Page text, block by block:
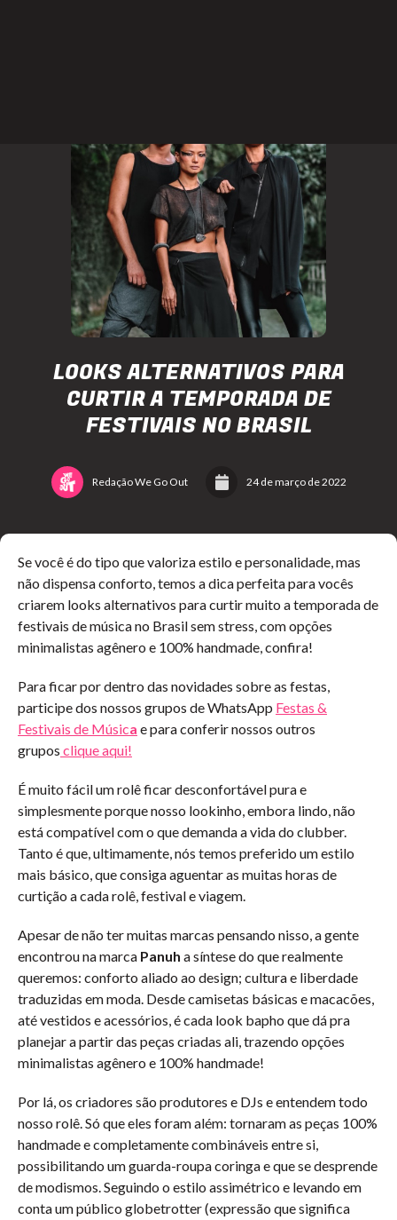
LOOKS ALTERNATIVOS PARA
CURTIR A TEMPORADA DE
FESTIVAIS NO BRASIL
Redação We Go Out 24 de março de 2022
Se você é do tipo que valoriza estilo e personalidade, mas
não dispensa conforto, temos a dica perfeita para vocês
criarem looks alternativos para curtir muito a temporada de
festivais de música no Brasil sem stress, com opções
minimalistas agênero e 100% handmade, confira!
Para ficar por dentro das novidades sobre as festas,
participe dos nossos grupos de WhatsApp Festas &
Festivais de Música e para conferir nossos outros
grupos clique aqui!
É muito fácil um rolê ficar desconfortável pura e
simplesmente porque nosso lookinho, embora lindo, não
está compatível com o que demanda a vida do clubber.
Tanto é que, ultimamente, nós temos preferido um estilo
mais básico, que consiga aguentar as muitas horas de
curtição a cada rolê, festival e viagem.
Apesar de não ter muitas marcas pensando nisso, a gente
encontrou na marca Panuh a síntese do que realmente
queremos: conforto aliado ao design; cultura e liberdade
traduzidas em moda. Desde camisetas básicas e macacões,
até vestidos e acessórios, é cada look bapho que dá pra
planejar a partir das peças criadas ali, trazendo opções
minimalistas agênero e 100% handmade!
Por lá, os criadores são produtores e DJs e entendem todo
nosso rolê. Só que eles foram além: tornaram as peças 100%
handmade e completamente combináveis entre si,
possibilitando um guarda-roupa coringa e que se desprende
de modismos. Seguindo o estilo assimétrico e levando em
conta um público globetrotter (expressão que significa